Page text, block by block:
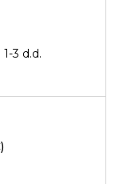
3 d.d.